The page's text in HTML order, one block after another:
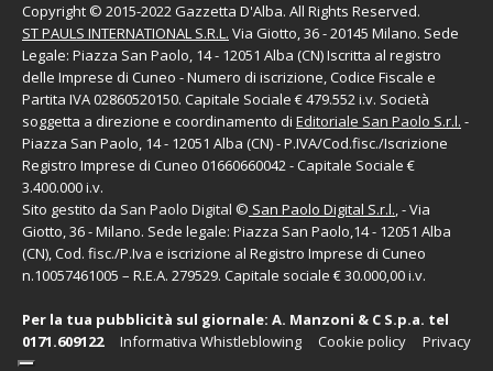
Copyright © 2015-2022 Gazzetta D'Alba. All Rights Reserved.
ST PAULS INTERNATIONAL S.R.L. Via Giotto, 36 - 20145 Milano. Sede
Legale: Piazza San Paolo, 14 - 12051 Alba (CN) Iscritta al registro
delle Imprese di Cuneo - Numero di iscrizione, Codice Fiscale e
Partita IVA 02860520150. Capitale Sociale € 479.552 i.v. Società
soggetta a direzione e coordinamento di Editoriale San Paolo S.r.l. -
Piazza San Paolo, 14 - 12051 Alba (CN) - P.IVA/Cod.fisc./Iscrizione
Registro Imprese di Cuneo 01660660042 - Capitale Sociale €
3.400.000 i.v.
Sito gestito da San Paolo Digital © San Paolo Digital S.r.l., - Via
Giotto, 36 - Milano. Sede legale: Piazza San Paolo,14 - 12051 Alba
(CN), Cod. fisc./P.Iva e iscrizione al Registro Imprese di Cuneo
n.10057461005 – R.E.A. 279529. Capitale sociale € 30.000,00 i.v.
Per la tua pubblicità sul giornale: A. Manzoni & C S.p.a. tel
0171.609122
Privacy
Cookie policy
Informativa Whistleblowing